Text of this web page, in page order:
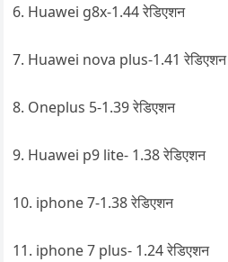
6. Huawei g8x-1.44 रेडिएशन
7. Huawei nova plus-1.41 रेडिएशन
8. Oneplus 5-1.39 रेडिएशन
9. Huawei p9 lite- 1.38 रेडिएशन
10. iphone 7-1.38 रेडिएशन
11. iphone 7 plus- 1.24 रेडिएशन